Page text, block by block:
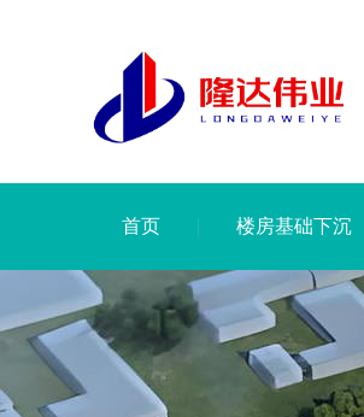
首页 楼房基础下沉